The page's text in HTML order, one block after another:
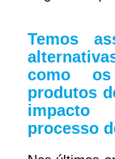
Temos
como
produtos
impacto
processo